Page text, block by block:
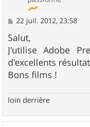
M
s
s
a
g
e
22 juil. 2012, 23:58
Salut,
J'utilise Adobe
d'excellents
Bons films !
loin derrière